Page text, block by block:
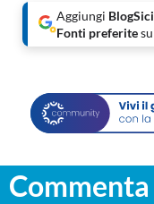
Aggiungi
Fonti preferite